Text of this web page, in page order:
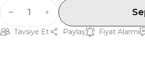
Tavsiye Et Paylaş Fiyat Alarmı